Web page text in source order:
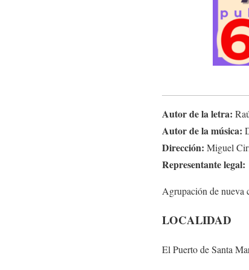
Autor de la letra:
Autor de la música:
Dirección: Miguel
Representante legal:
Agrupación de nueva
LOCALIDAD
El Puerto de Santa